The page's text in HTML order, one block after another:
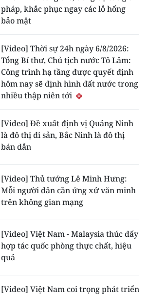
pháp, khắc phục ngay các lỗ hổng
bảo mật
[Video] Thời sự 24h ngày 6/8/2026:
Tổng Bí thư, Chủ tịch nước Tô Lâm:
Công trình hạ tầng được quyết định
hôm nay sẽ định hình đất nước trong
nhiều thập niên tới
[Video] Đề xuất định vị Quảng Ninh
là đô thị di sản, Bắc Ninh là đô thị
bán dẫn
[Video] Thủ tướng Lê Minh Hưng:
Mỗi người dân cần ứng xử văn minh
trên không gian mạng
[Video] Việt Nam - Malaysia thúc đẩy
hợp tác quốc phòng thực chất, hiệu
quả
[Video] Việt Nam coi trọng phát triển